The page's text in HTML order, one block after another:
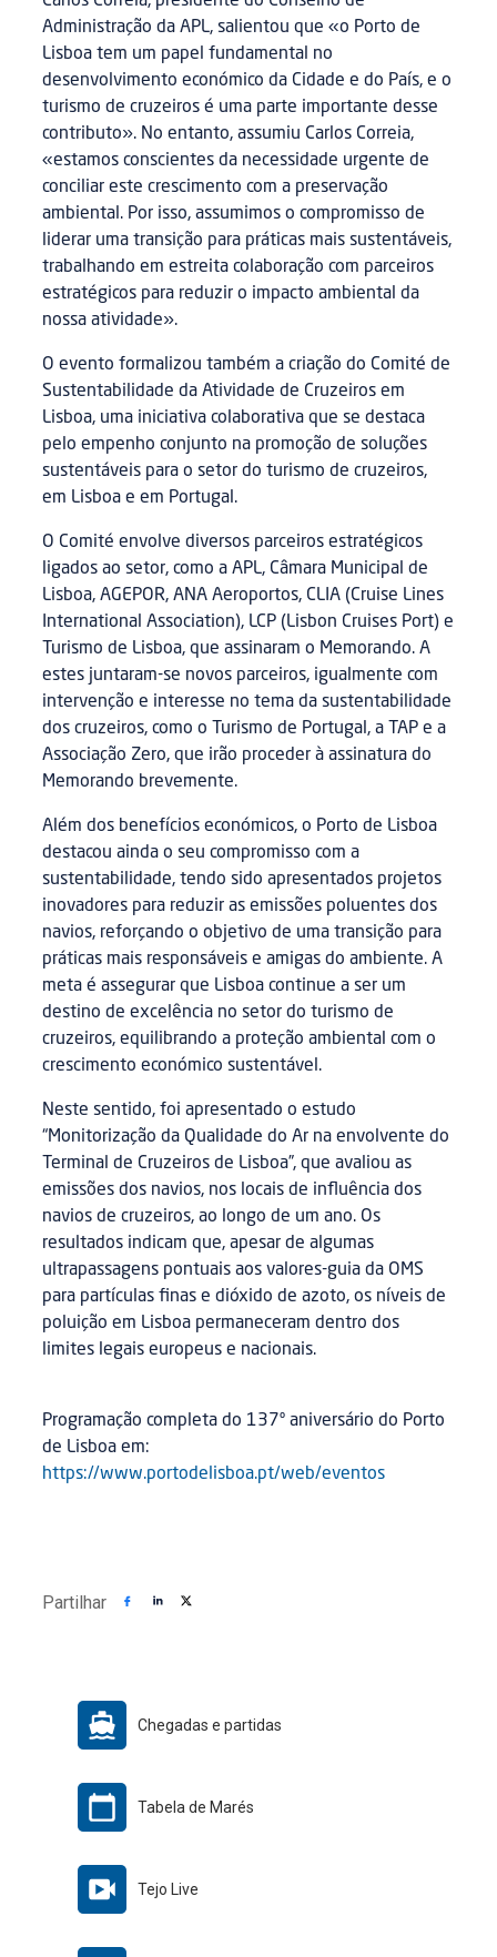
Administração da APL, salientou que «o Porto de
Lisboa tem um papel fundamental no
desenvolvimento económico da Cidade e do País, e o
turismo de cruzeiros é uma parte importante desse
contributo». No entanto, assumiu Carlos Correia,
«estamos conscientes da necessidade urgente de
conciliar este crescimento com a preservação
ambiental. Por isso, assumimos o compromisso de
liderar uma transição para práticas mais sustentáveis,
trabalhando em estreita colaboração com parceiros
estratégicos para reduzir o impacto ambiental da
nossa atividade».
O evento formalizou também a criação do Comité de
Sustentabilidade da Atividade de Cruzeiros em
Lisboa, uma iniciativa colaborativa que se destaca
pelo empenho conjunto na promoção de soluções
sustentáveis para o setor do turismo de cruzeiros,
em Lisboa e em Portugal.
O Comité envolve diversos parceiros estratégicos
ligados ao setor, como a APL, Câmara Municipal de
Lisboa, AGEPOR, ANA Aeroportos, CLIA (Cruise Lines
International Association), LCP (Lisbon Cruises Port) e
Turismo de Lisboa, que assinaram o Memorando. A
estes juntaram-se novos parceiros, igualmente com
intervenção e interesse no tema da sustentabilidade
dos cruzeiros, como o Turismo de Portugal, a TAP e a
Associação Zero, que irão proceder à assinatura do
Memorando brevemente.
Além dos benefícios económicos, o Porto de Lisboa
destacou ainda o seu compromisso com a
sustentabilidade, tendo sido apresentados projetos
inovadores para reduzir as emissões poluentes dos
navios, reforçando o objetivo de uma transição para
práticas mais responsáveis e amigas do ambiente. A
meta é assegurar que Lisboa continue a ser um
destino de excelência no setor do turismo de
cruzeiros, equilibrando a proteção ambiental com o
crescimento económico sustentável.
Neste sentido, foi apresentado o estudo
“Monitorização da Qualidade do Ar na envolvente do
Terminal de Cruzeiros de Lisboa”, que avaliou as
emissões dos navios, nos locais de influência dos
navios de cruzeiros, ao longo de um ano. Os
resultados indicam que, apesar de algumas
ultrapassagens pontuais aos valores-guia da OMS
para partículas finas e dióxido de azoto, os níveis de
poluição em Lisboa permaneceram dentro dos
limites legais europeus e nacionais.
Programação completa do 137º aniversário do Porto
de Lisboa em:
https://www.portodelisboa.pt/web/eventos
Partilhar
Chegadas e partidas
Tabela de Marés
Tejo Live